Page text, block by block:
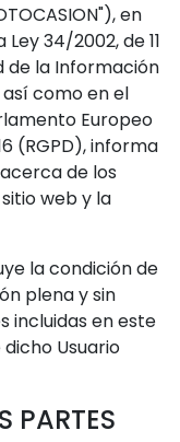
en
34/2002, de 11
de la Información
como en el
Europeo
(RGPD), informa
de los
web y la
la condición de
plena y sin
incluidas en este
Usuario
PARTES